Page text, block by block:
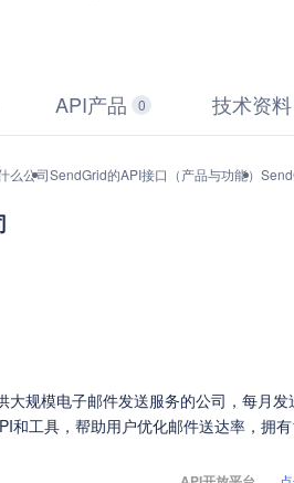
API产品 0 技术资料
么公司SendGrid的API接口（产品与功能）
大规模电子邮件发送服务的公司，每月
和工具，帮助用户优化邮件送达率，拥